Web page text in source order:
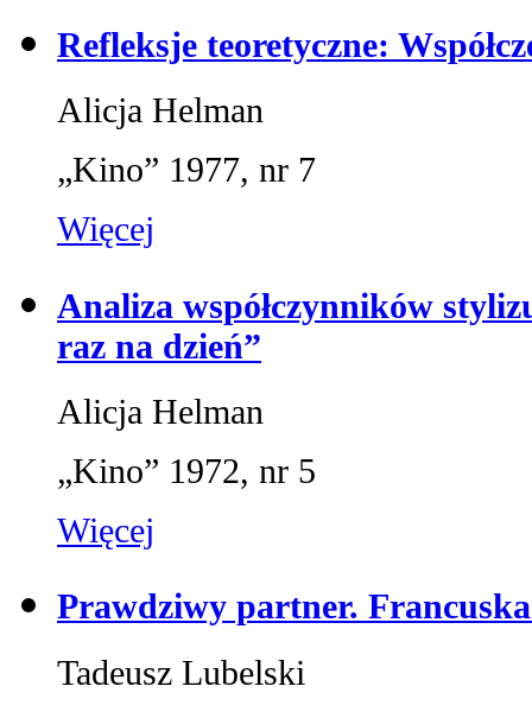
Refleksje teoretyczne:
Alicja Helman
„Kino” 1977, nr 7
Więcej
Analiza współczynników
raz na dzień”
Alicja Helman
„Kino” 1972, nr 5
Więcej
Prawdziwy partner.
Tadeusz Lubelski